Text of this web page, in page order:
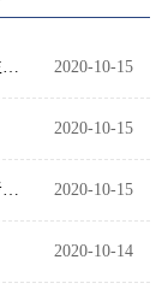
2020-10-15
2020-10-15
2020-10-15
2020-10-14